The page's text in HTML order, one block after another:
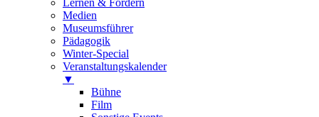
Lernen & Fördern
Medien
Museumsführer
Pädagogik
Winter-Special
Veranstaltungskalender
▼
Bühne
Film